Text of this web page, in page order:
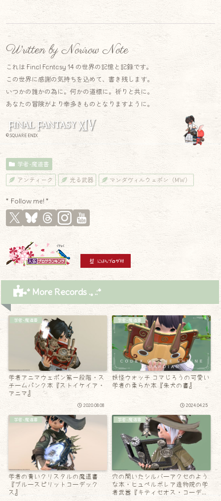
Written by Norirow Note
これは Final Fantasy 14 の世界の記憶と記録です。
この世界に感謝の気持ちを込めて、書き残します。
いつかの誰かの為に。何かの道標に。祈りと共に。
あなたの冒険がより幸多きものとなりますように。
© SQUARE ENIX
学者-魔道書
アンティーク 光る武器 マンダヴィルウェポン（MW）
* Follow me! *
* More Records .｡.:*
学者-魔道書
学者アニマウェポン第一段階・ス
チームパンク本『ストイケイア・
アニマ』
2020.08.08
学者-魔道書
妖怪ウォッチ コマじろうの可愛い
学者の柔らか本『朱犬の書』
2024.04.25
学者-魔道書
学者の青いクリスタルの魔道書
『ブルースピリットコーデック
ス』
学者-魔道書
穴の開いたシルバーアクセのよう
な本・ヒュペルボレア造物院の学
者武器『キティセオス・コーデッ